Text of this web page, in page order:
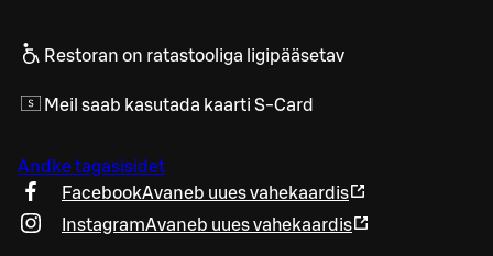
Restoran on ratastooliga ligipääsetav
Meil saab kasutada kaarti S-Card
Andke tagasisidet
FacebookAvaneb uues vahekaardis
InstagramAvaneb uues vahekaardis